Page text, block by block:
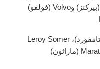
مثل Cummins (كامينز) وPerkins (بيركنز) وVolvo (فولفو)
: Stamford (ستامفورد)، Leroy Somer